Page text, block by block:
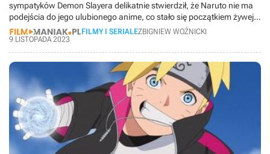
sympatyków Demon Slayera delikatnie stwierdził, że Naruto nie ma
podejścia do jego ulubionego anime, co stało się początkiem żywej
wymiany zdań.
FILMY I SERIALEZBIGNIEW WOŹNICKI
9 LISTOPADA 2023